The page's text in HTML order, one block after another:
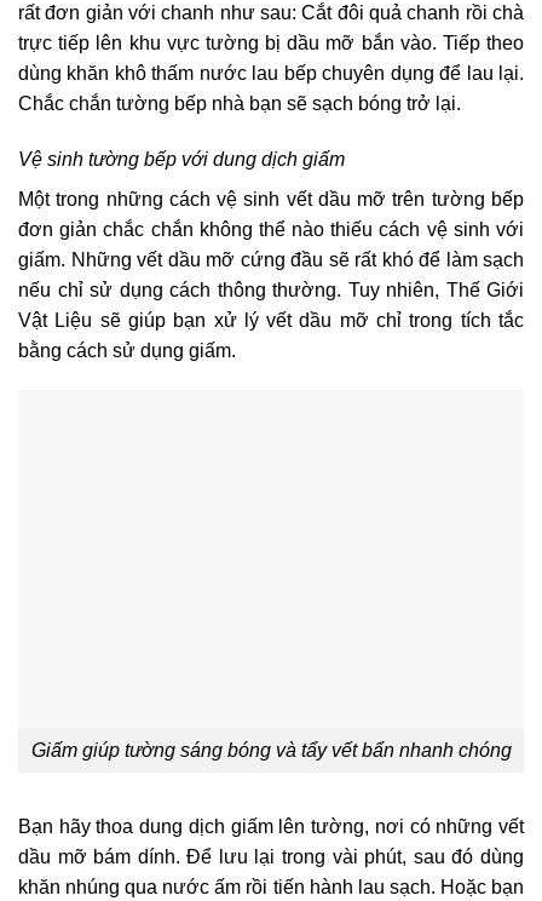
rất đơn giản với chanh như sau: Cắt đôi quả chanh rồi chà
trực tiếp lên khu vực tường bị dầu mỡ bắn vào. Tiếp theo
dùng khăn khô thấm nước lau bếp chuyên dụng để lau lại.
Chắc chắn tường bếp nhà bạn sẽ sạch bóng trở lại.
Vệ sinh tường bếp với dung dịch giấm
Một trong những cách vệ sinh vết dầu mỡ trên tường bếp
đơn giản chắc chắn không thể nào thiếu cách vệ sinh với
giấm. Những vết dầu mỡ cứng đầu sẽ rất khó để làm sạch
nếu chỉ sử dụng cách thông thường. Tuy nhiên, Thế Giới
Vật Liệu sẽ giúp bạn xử lý vết dầu mỡ chỉ trong tích tắc
bằng cách sử dụng giấm.
Giấm giúp tường sáng bóng và tẩy vết bẩn nhanh chóng
Bạn hãy thoa dung dịch giấm lên tường, nơi có những vết
dầu mỡ bám dính. Để lưu lại trong vài phút, sau đó dùng
khăn nhúng qua nước ấm rồi tiến hành lau sạch. Hoặc bạn